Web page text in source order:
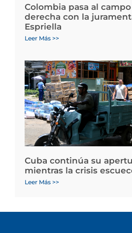
Colombia pasa al
derecha con la
Espriella
Leer Más >>
Cuba continúa su
mientras la crisis
Leer Más >>